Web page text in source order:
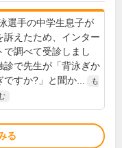
選手の中学生息子が
訴えたため、インター
で調べて受診しまし
診で先生が「背泳ぎか
ですか?」と聞か...
も
る